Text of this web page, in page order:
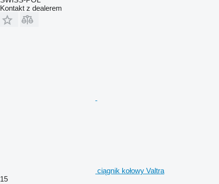
Kontakt z dealerem
ciągnik kołowy Valtra
15